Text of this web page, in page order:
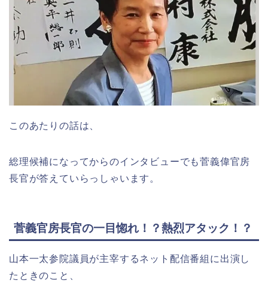
このあたりの話は、
総理候補になってからのインタビューでも菅義偉官房
長官が答えていらっしゃいます。
菅義官房長官の一目惚れ！？熱烈アタック！？
山本一太参院議員が主宰するネット配信番組に出演し
たときのこと、